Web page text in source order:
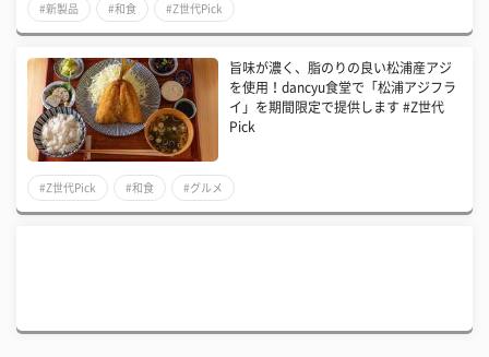
#新製品 #和食 #Z世代Pick
旨味が濃く、脂のりの良い松浦産アジ
を使用！dancyu食堂で「松浦アジフラ
イ」を期間限定で提供します #Z世代
Pick
#Z世代Pick #和食 #グルメ